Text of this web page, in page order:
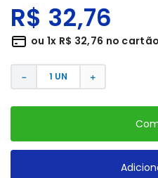
R$ 32,76
ou 1x R$ 32,76 no cartão
＋
－